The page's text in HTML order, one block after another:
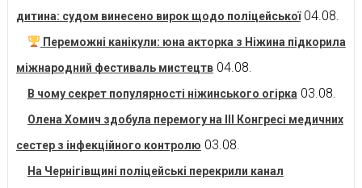
дитина: судом винесено вирок щодо поліцейської 04.08.
Переможні канікули: юна акторка з Ніжина підкорила
міжнародний фестиваль мистецтв 04.08.
В чому секрет популярності ніжинського огірка 03.08.
Олена Хомич здобула перемогу на ІІІ Конгресі медичних
сестер з інфекційного контролю 03.08.
На Чернігівщині поліцейські перекрили канал